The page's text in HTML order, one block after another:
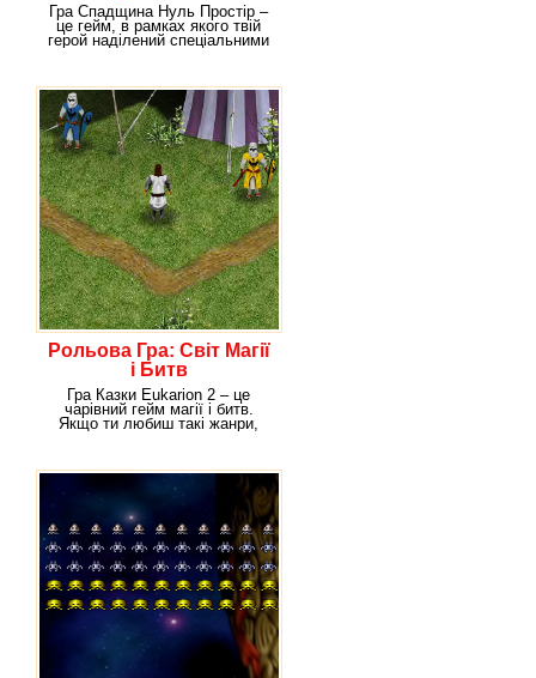
Простору
Гра Спадщина Нуль Простір –
це гейм, в рамках якого твій
герой наділений спеціальними
Рольова Гра: Світ Магії
і Битв
Гра Казки Eukarion 2 – це
чарівний гейм магії і битв.
Якщо ти любиш такі жанри,